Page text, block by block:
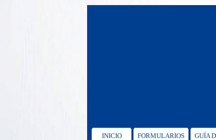
INICIO FORMULARIOS GUÍA